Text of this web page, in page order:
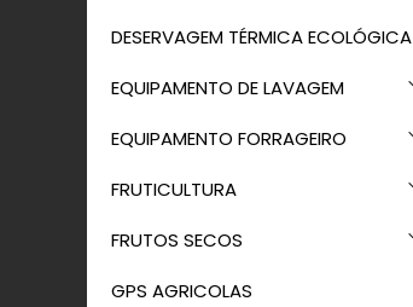
DESERVAGEM TÉRMICA ECOLÓGICA
EQUIPAMENTO DE LAVAGEM
EQUIPAMENTO FORRAGEIRO
FRUTICULTURA
FRUTOS SECOS
GPS AGRICOLAS